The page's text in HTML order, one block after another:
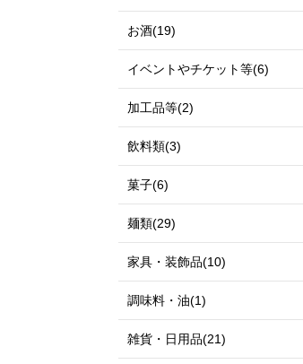
お酒(19)
イベントやチケット等(6)
加工品等(2)
飲料類(3)
菓子(6)
麺類(29)
家具・装飾品(10)
調味料・油(1)
雑貨・日用品(21)